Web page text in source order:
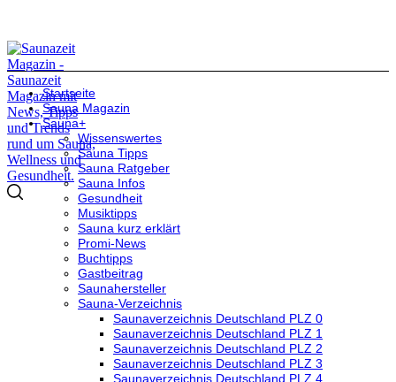
Startseite
Sauna Magazin
Sauna+
Wissenswertes
Sauna Tipps
Sauna Ratgeber
Sauna Infos
Gesundheit
Musiktipps
Sauna kurz erklärt
Promi-News
Buchtipps
Gastbeitrag
Saunahersteller
Sauna-Verzeichnis
Saunaverzeichnis Deutschland PLZ 0
Saunaverzeichnis Deutschland PLZ 1
Saunaverzeichnis Deutschland PLZ 2
Saunaverzeichnis Deutschland PLZ 3
Saunaverzeichnis Deutschland PLZ 4